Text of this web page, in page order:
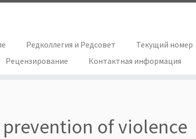
Редколлегия и Редсовет Текущий номер
Рецензирование Контактная информация
prevention of violence